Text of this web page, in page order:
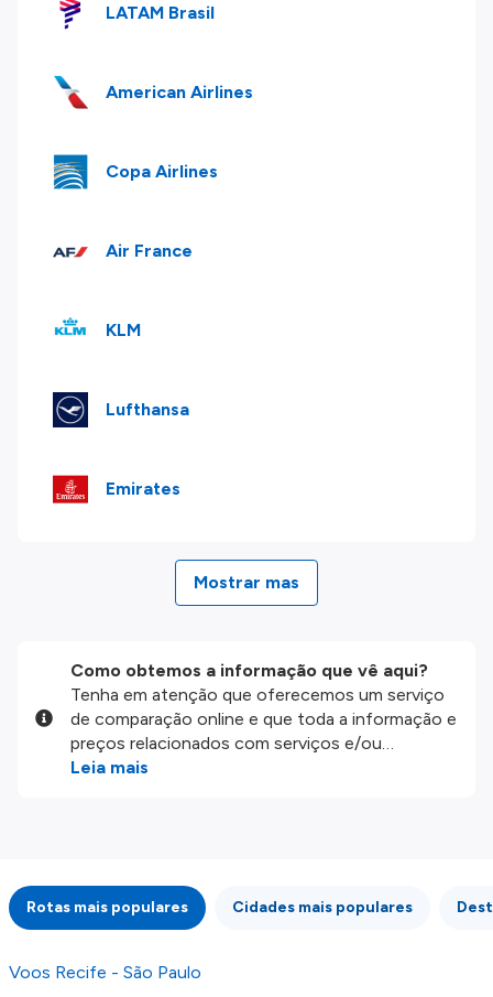
LATAM Brasil
American Airlines
Copa Airlines
Air France
KLM
Lufthansa
Emirates
Mostrar mas
Como obtemos a informação que vê aqui?
Tenha em atenção que oferecemos um serviço
de comparação online e que toda a informação e
preços relacionados com serviços e/ou
produtos disponíveis no nosso website são
integridade ou pela precisão da informação
publicada, por isso verifique com atenção todas
as condições no website do parceiro antes de
os nossos Termos e Condições
Leia mais
Rotas mais populares Cidades mais populares
Voos Recife - São Paulo